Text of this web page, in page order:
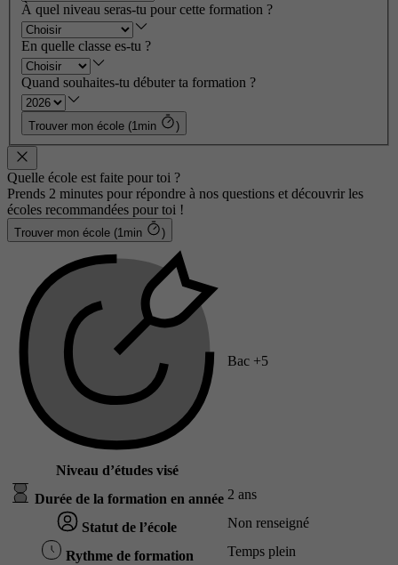
À quel niveau seras-tu pour cette formation ?
En quelle classe es-tu ?
Quand souhaites-tu débuter ta formation ?
Trouver mon école (1min )
Quelle école est faite pour toi ?
Prends 2 minutes pour répondre à nos questions et découvrir les
écoles recommandées pour toi !
Trouver mon école (1min )
Niveau d’études visé
Bac +5
Durée de la formation en année 2 ans
Statut de l’école Non renseigné
Rythme de formation Temps plein